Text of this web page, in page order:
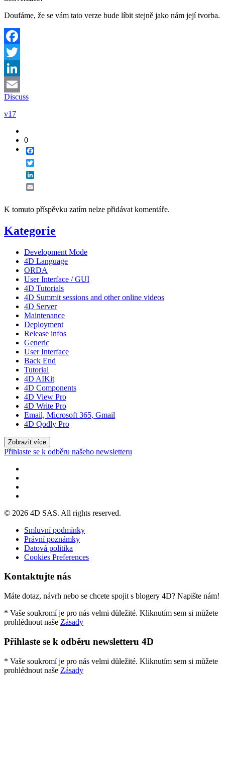
Doufáme, že se vám tato verze bude líbit stejně jako nám její tvorba.
Facebook
Twitter
LinkedIn
Email
Discuss
v17
0
K tomuto příspěvku zatím nelze přidávat komentáře.
Kategorie
Development Mode
4D Language
ORDA
User Interface / GUI
4D Tutorials
4D Summit sessions and other online videos
4D Server
Maintenance
Deployment
Release infos
Generic
User Interface
Back End
Tutorial
4D AIKit
4D Components
4D View Pro
4D Write Pro
Email, Microsoft 365, Gmail
4D Qodly Pro
Zobrazit více
Přihlaste se k odběru našeho newsletteru
© 2026 4D SAS. All rights reserved.
Smluvní podmínky
Právní poznámky
Datová politika
Cookies Preferences
Kontaktujte nás
Máte dotaz, návrh nebo se chcete spojit s blogery 4D? Napište nám!
* Vaše soukromí je pro nás velmi důležité. Kliknutím sem si můžete
prohlédnout naše Zásady
Přihlaste se k odběru newsletteru 4D
* Vaše soukromí je pro nás velmi důležité. Kliknutím sem si můžete
prohlédnout naše Zásady